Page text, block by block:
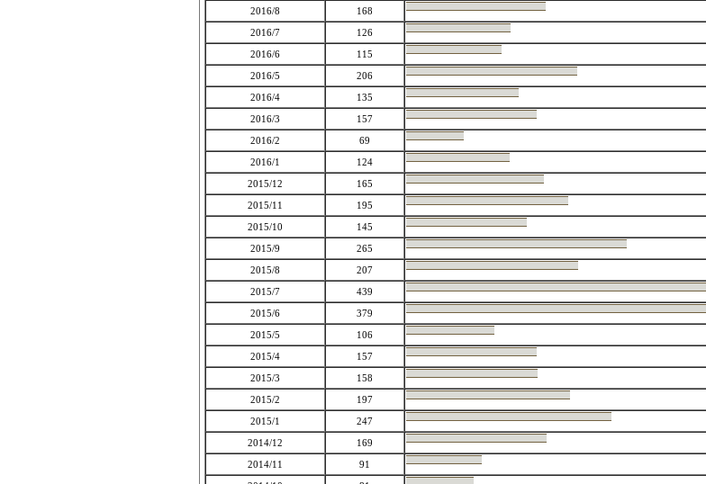
2016/8
168
2016/7
126
2016/6
115
2016/5
206
2016/4
135
2016/3
157
2016/2
69
2016/1
124
2015/12
165
2015/11
195
2015/10
145
2015/9
265
2015/8
207
2015/7
439
2015/6
379
2015/5
106
2015/4
157
2015/3
158
2015/2
197
2015/1
247
2014/12
169
2014/11
91